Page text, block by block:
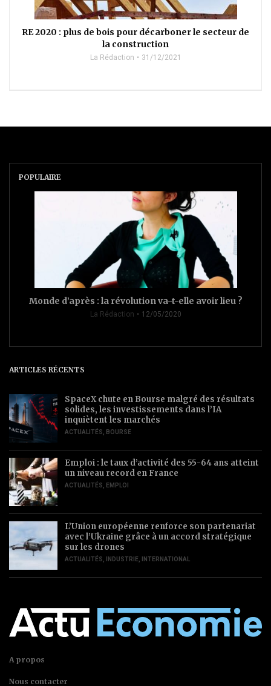
RE 2020 : plus de bois pour décarboner le secteur de
la construction
La Rédaction 31/12/2021
POPULAIRE
Monde d’après : la révolution va-t-elle avoir lieu ?
La Rédaction 12/05/2020
ARTICLES RÉCENTS
SpaceX chute en Bourse malgré des résultats
solides, les investissements dans l’IA
inquiètent les marchés
ACTUALITÉS, BOURSE
Emploi : le taux d’activité des 55-64 ans atteint
un niveau record en France
ACTUALITÉS, EMPLOI
L’Union européenne renforce son partenariat
avec l’Ukraine grâce à un accord stratégique
sur les drones
ACTUALITÉS, INDUSTRIE, INTERNATIONAL
A propos
Nous contacter